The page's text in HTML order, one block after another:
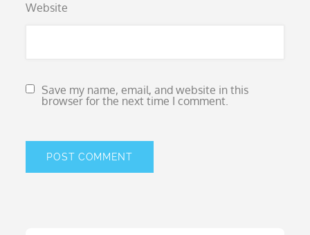
Website
Save my name, email, and website in this
browser for the next time I comment.